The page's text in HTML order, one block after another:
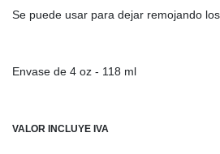
Se puede usar para dejar remojando
Envase de 4 oz - 118 ml
VALOR INCLUYE IVA